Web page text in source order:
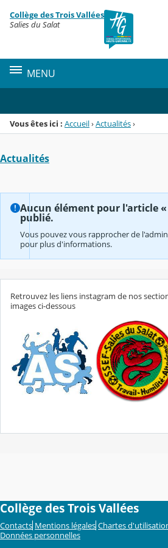
Menu de la rubrique
Contenu
Collège des Trois Vallées
Salies du Salat
MENU
Vous êtes ici : Accueil›Actualités›
Actualités
Aucun élément pour l'article
publié.
Vous pouvez vous rapprocher de
pour plus d'informations.
Retrouvez les liens instagram de nos
images ci-dessous
Collège des Trois Vallées
Contacts Mentions légales Chartes
Données personnelles